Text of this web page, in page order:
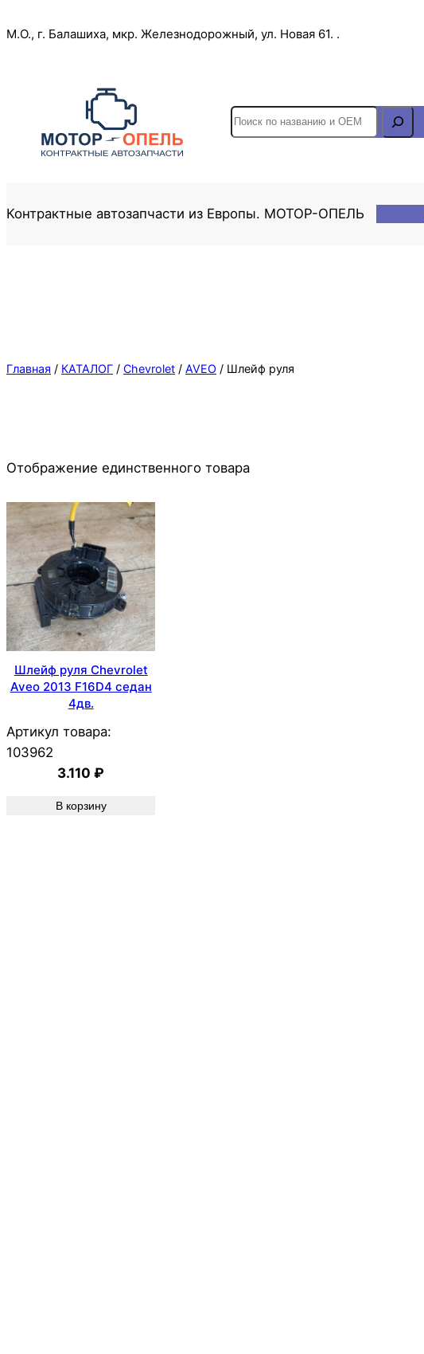
к
М.О., г. Балашиха, мкр. Железнодорожный, ул. Новая 61. .
S
e
h
Контрактные автозапчасти из Европы. МОТОР-ОПЕЛЬ
Главная / КАТАЛОГ / Chevrolet / AVEO / Шлейф руля
Отображение единственного товара
Шлейф руля Chevrolet
Aveo 2013 F16D4 седан
4дв.
Артикул товара:
103962
3.110₽
В корзину